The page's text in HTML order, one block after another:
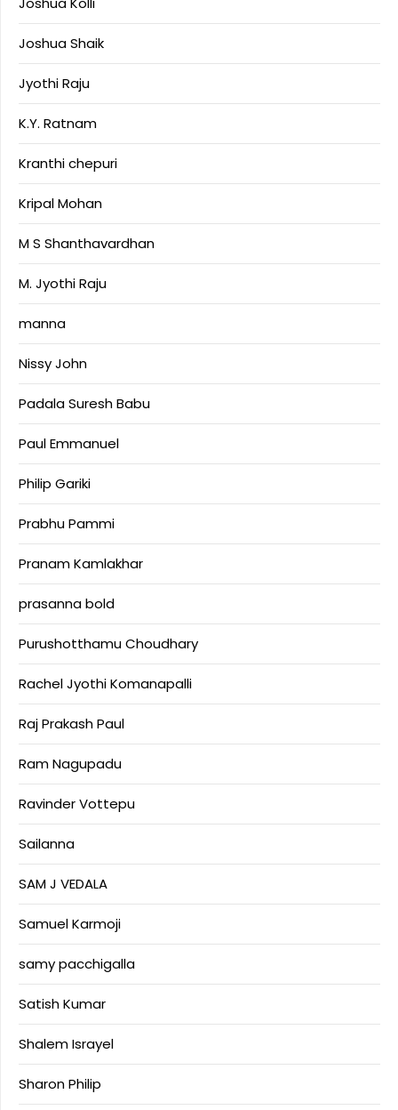
Joshua Shaik
Jyothi Raju
K.Y. Ratnam
Kranthi chepuri
Kripal Mohan
M S Shanthavardhan
M. Jyothi Raju
manna
Nissy John
Padala Suresh Babu
Paul Emmanuel
Philip Gariki
Prabhu Pammi
Pranam Kamlakhar
prasanna bold
Purushotthamu Choudhary
Rachel Jyothi Komanapalli
Raj Prakash Paul
Ram Nagupadu
Ravinder Vottepu
Sailanna
SAM J VEDALA
Samuel Karmoji
samy pacchigalla
Satish Kumar
Shalem Israyel
Sharon Philip